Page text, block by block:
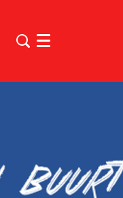
Menu